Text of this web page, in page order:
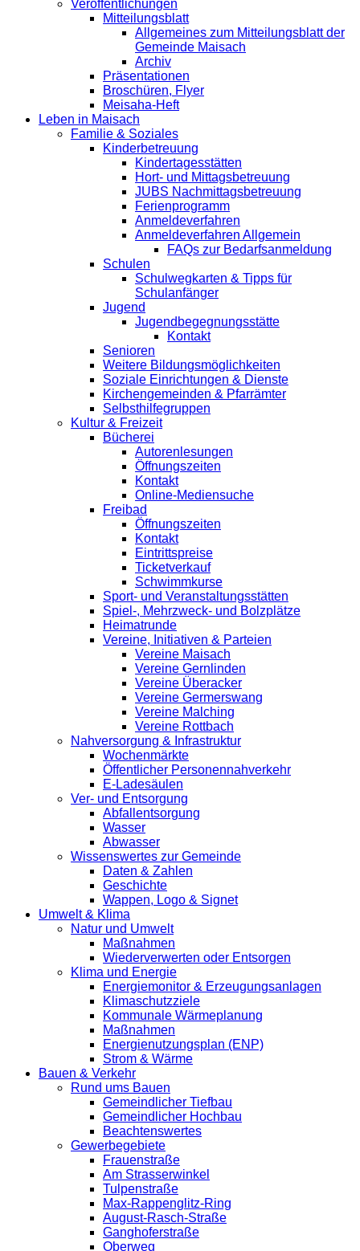
Veröffentlichungen
Mitteilungsblatt
Allgemeines zum Mitteilungsblatt der
Gemeinde Maisach
Archiv
Präsentationen
Broschüren, Flyer
Meisaha-Heft
Leben in Maisach
Familie & Soziales
Kinderbetreuung
Kindertagesstätten
Hort- und Mittagsbetreuung
JUBS Nachmittagsbetreuung
Ferienprogramm
Anmeldeverfahren
Anmeldeverfahren Allgemein
FAQs zur Bedarfsanmeldung
Schulen
Schulwegkarten & Tipps für
Schulanfänger
Jugend
Jugendbegegnungsstätte
Kontakt
Senioren
Weitere Bildungsmöglichkeiten
Soziale Einrichtungen & Dienste
Kirchengemeinden & Pfarrämter
Selbsthilfegruppen
Kultur & Freizeit
Bücherei
Autorenlesungen
Öffnungszeiten
Kontakt
Online-Mediensuche
Freibad
Öffnungszeiten
Kontakt
Eintrittspreise
Ticketverkauf
Schwimmkurse
Sport- und Veranstaltungsstätten
Spiel-, Mehrzweck- und Bolzplätze
Heimatrunde
Vereine, Initiativen & Parteien
Vereine Maisach
Vereine Gernlinden
Vereine Überacker
Vereine Germerswang
Vereine Malching
Vereine Rottbach
Nahversorgung & Infrastruktur
Wochenmärkte
Öffentlicher Personennahverkehr
E-Ladesäulen
Ver- und Entsorgung
Abfallentsorgung
Wasser
Abwasser
Wissenswertes zur Gemeinde
Daten & Zahlen
Geschichte
Wappen, Logo & Signet
Umwelt & Klima
Natur und Umwelt
Maßnahmen
Wiederverwerten oder Entsorgen
Klima und Energie
Energiemonitor & Erzeugungsanlagen
Klimaschutzziele
Kommunale Wärmeplanung
Maßnahmen
Energienutzungsplan (ENP)
Strom & Wärme
Bauen & Verkehr
Rund ums Bauen
Gemeindlicher Tiefbau
Gemeindlicher Hochbau
Beachtenswertes
Gewerbegebiete
Frauenstraße
Am Strasserwinkel
Tulpenstraße
Max-Rappenglitz-Ring
August-Rasch-Straße
Ganghoferstraße
Oberweg